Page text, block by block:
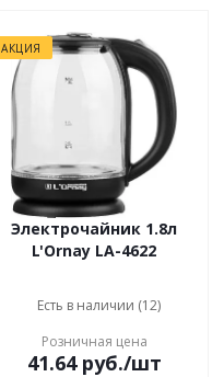
АКЦИЯ
Электрочайник 1.8л
L'Ornay LA-4622
Есть в наличии (12)
Розничная цена
41.64руб./шт